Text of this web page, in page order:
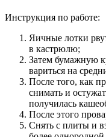
Инструкция по работе:
Яичные лотки
в кастрюлю;
Затем бумажную
вариться на
После того, как
снимать и
получилась
После этого
Снять с плиты и